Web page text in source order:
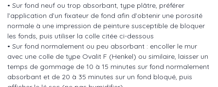
• Sur fond neuf ou trop absorbant, type plâtre, préférer
l’application d’un fixateur de fond afin d’obtenir une porosité
normale à une impression de peinture susceptible de bloquer
les fonds, puis utiliser la colle citée ci-dessous
• Sur fond normalement ou peu absorbant : encoller le mur
avec une colle de type Ovalit F (Henkel) ou similaire, laisser un
temps de gommage de 10 à 15 minutes sur fond normalement
absorbant et de 20 à 35 minutes sur un fond bloqué, puis